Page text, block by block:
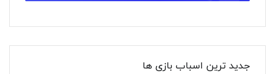
جدید ترین اسباب بازی ها